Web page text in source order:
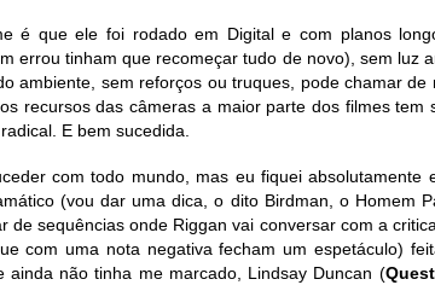
é que ele foi rodado em Digital e com planos
errou tinham que recomeçar tudo de novo), sem luz
ambiente, sem reforços ou truques, pode chamar de
recursos das câmeras a maior parte dos filmes tem
E bem sucedida.
com todo mundo, mas eu fiquei absolutamente
(vou dar uma dica, o dito Birdman, o Homem
de sequências onde Riggan vai conversar com a
com uma nota negativa fecham um espetáculo)
ainda não tinha me marcado, Lindsay Duncan (